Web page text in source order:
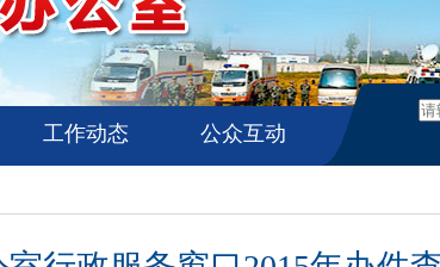
工作动态 公众互动